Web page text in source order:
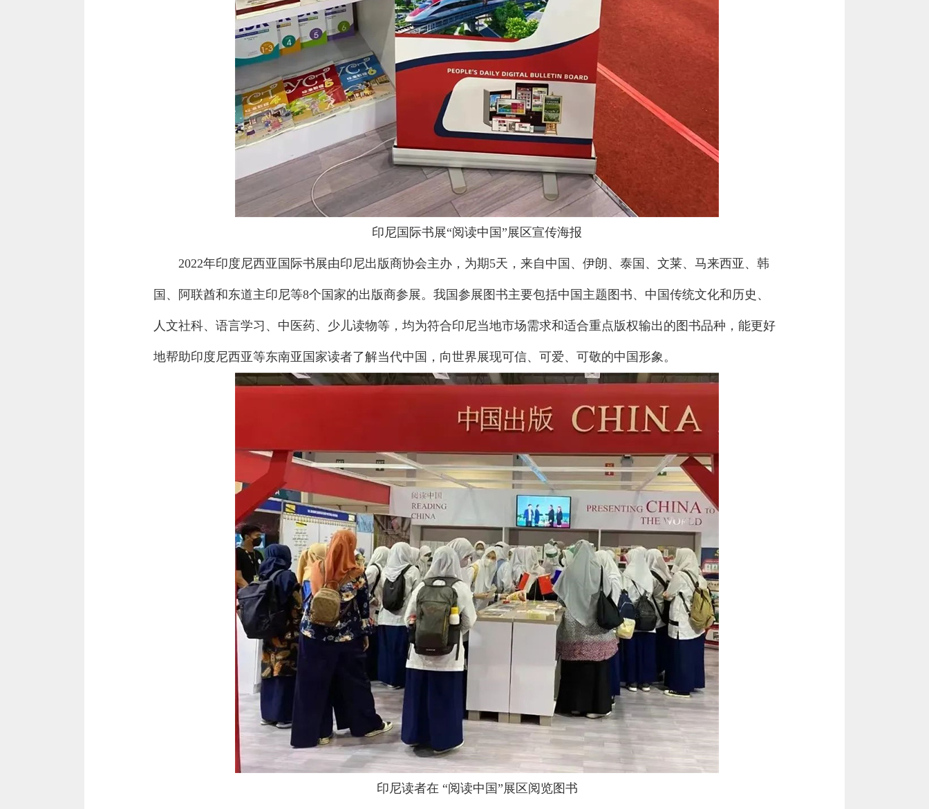
印尼国际书展“阅读中国”展区宣传海报
2022年印度尼西亚国际书展由印尼出版商协会主办，为期5天，来自中国、伊朗、泰国、文莱、马来西亚、韩
国、阿联酋和东道主印尼等8个国家的出版商参展。我国参展图书主要包括中国主题图书、中国传统文化和历史、
人文社科、语言学习、中医药、少儿读物等，均为符合印尼当地市场需求和适合重点版权输出的图书品种，能更好
地帮助印度尼西亚等东南亚国家读者了解当代中国，向世界展现可信、可爱、可敬的中国形象。
印尼读者在 “阅读中国”展区阅览图书